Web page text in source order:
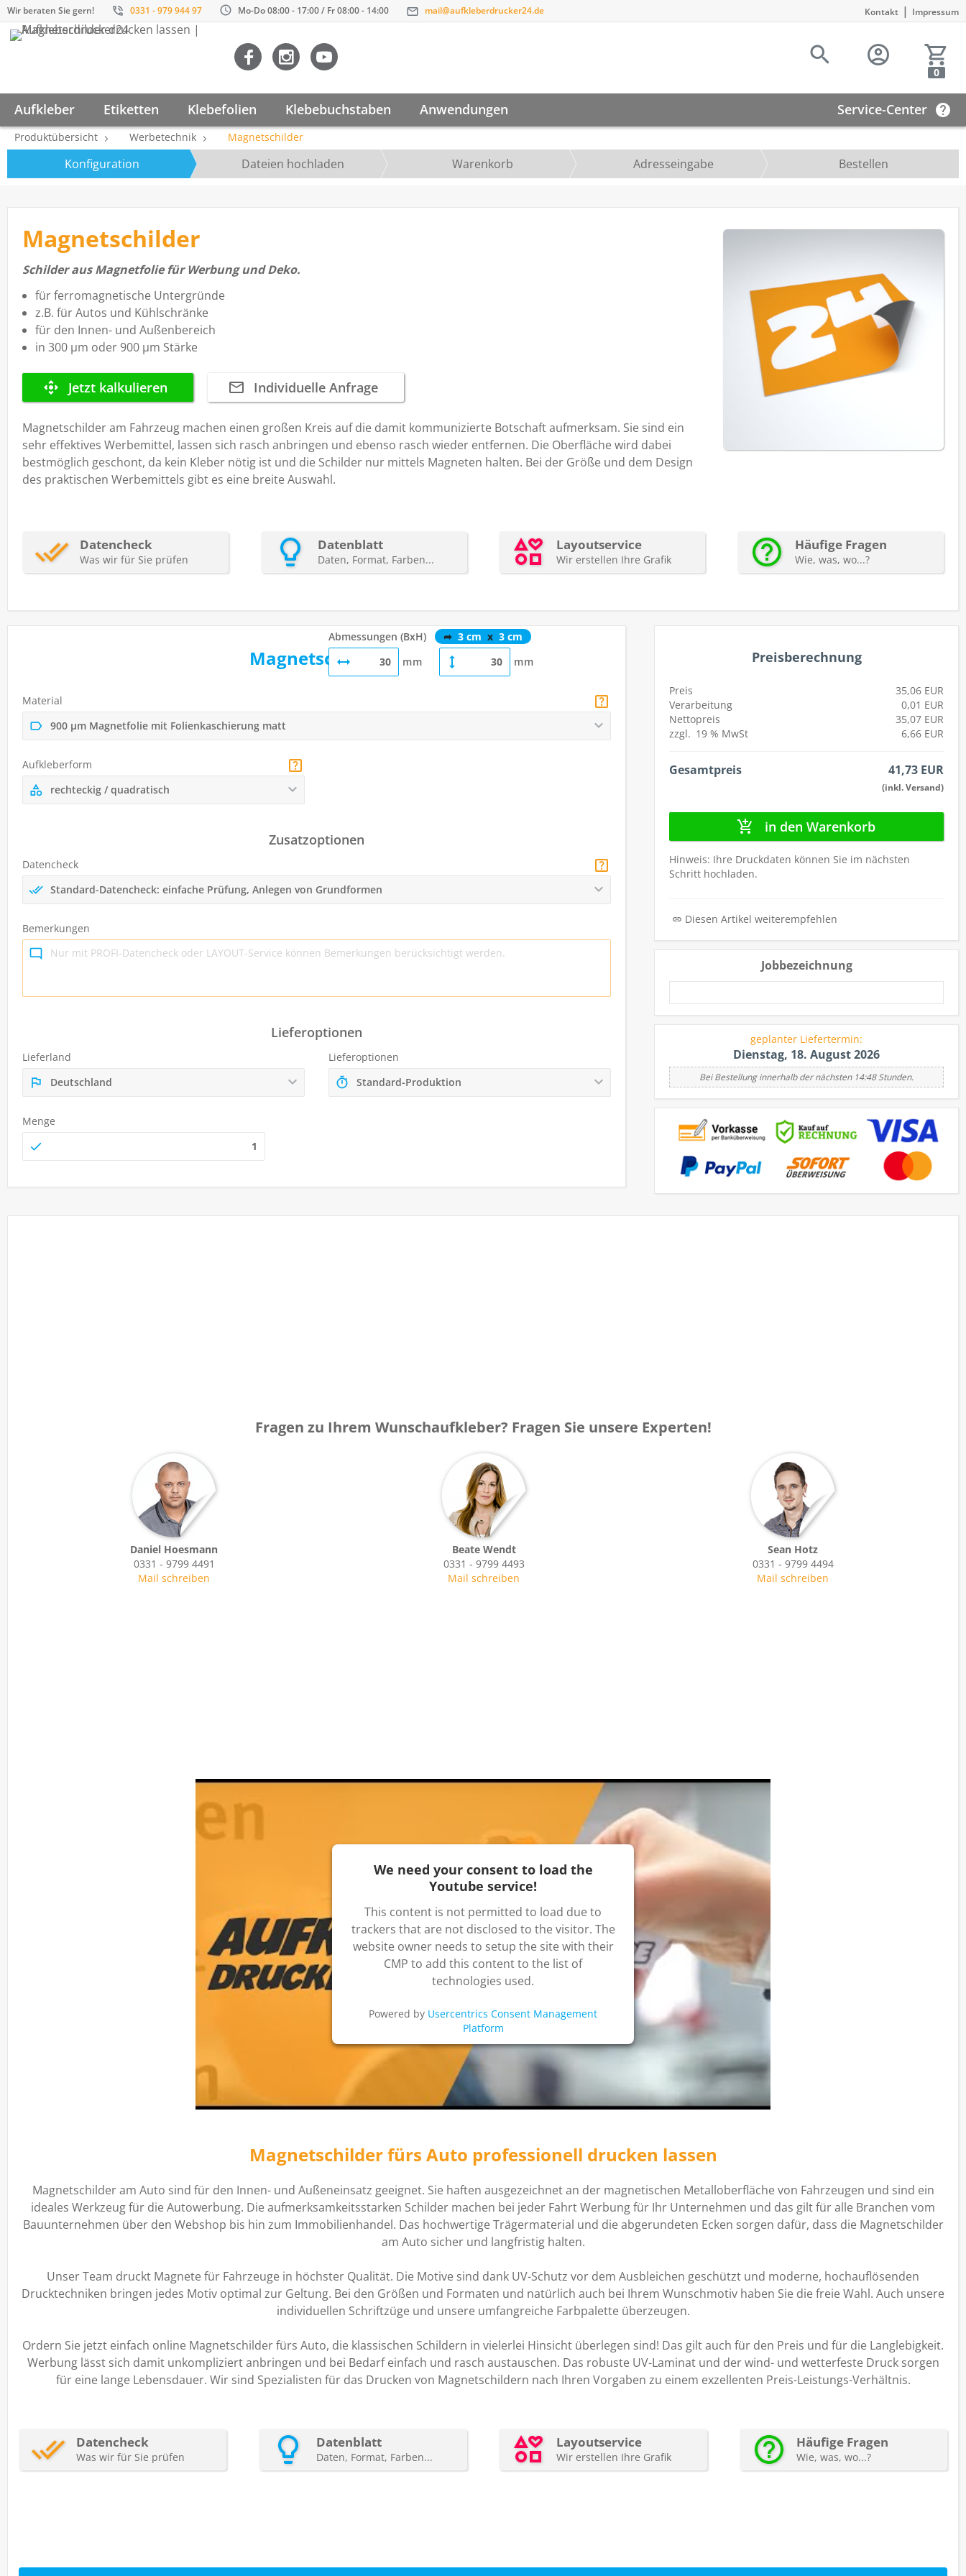
Wir beraten Sie gern! 0331 - 979 944 97 Mo-Do 08:00 - 17:00 / Fr 08:00 - 14:00 mail@aufkleberdrucker24.de Kontakt | Impressum
0
Aufkleber Etiketten Klebefolien Klebebuchstaben Anwendungen Service-Center
Produktübersicht Werbetechnik Magnetschilder
Konfiguration Dateien hochladen Warenkorb Adresseingabe Bestellen
Magnetschilder
Schilder aus Magnetfolie für Werbung und Deko.
für ferromagnetische Untergründe
z.B. für Autos und Kühlschränke
für den Innen- und Außenbereich
in 300 µm oder 900 µm Stärke
Magnetschilder am Fahrzeug machen einen großen Kreis auf die damit kommunizierte Botschaft aufmerksam. Sie sind ein
sehr effektives Werbemittel, lassen sich rasch anbringen und ebenso rasch wieder entfernen. Die Oberfläche wird dabei
bestmöglich geschont, da kein Kleber nötig ist und die Schilder nur mittels Magneten halten. Bei der Größe und dem Design
des praktischen Werbemittels gibt es eine breite Auswahl.
Magnetschilder
Material
900 µm Magnetfolie mit Folienkaschierung matt
Abmessungen (BxH) ➦ 3 cm x 3 cm
mm
mm
Aufkleberform
rechteckig / quadratisch
Zusatzoptionen
Datencheck
Standard-Datencheck: einfache Prüfung, Anlegen von Grundformen
Bemerkungen
Lieferoptionen
Lieferland
Deutschland
Lieferoptionen
Standard-Produktion
Menge
Preisberechnung
Preis
35,06 EUR
Verarbeitung
0,01 EUR
Nettopreis
35,07 EUR
zzgl. 19 % MwSt 6,66 EUR
Gesamtpreis 41,73 EUR
(inkl. Versand)
in den Warenkorb
Hinweis: Ihre Druckdaten können Sie im nächsten
Schritt hochladen.
Diesen Artikel weiterempfehlen
Jobbezeichnung
geplanter Liefertermin:
Dienstag, 18. August 2026
Bei Bestellung innerhalb der nächsten 14:48 Stunden.
Magnetschilder fürs Auto professionell drucken lassen
Magnetschilder am Auto sind für den Innen- und Außeneinsatz geeignet. Sie haften ausgezeichnet an der magnetischen Metalloberfläche von Fahrzeugen und sind ein
ideales Werkzeug für die Autowerbung. Die aufmerksamkeitsstarken Schilder machen bei jeder Fahrt Werbung für Ihr Unternehmen und das gilt für alle Branchen vom
Bauunternehmen über den Webshop bis hin zum Immobilienhandel. Das hochwertige Trägermaterial und die abgerundeten Ecken sorgen dafür, dass die Magnetschilder
am Auto sicher und langfristig halten.
Unser Team druckt Magnete für Fahrzeuge in höchster Qualität. Die Motive sind dank UV-Schutz vor dem Ausbleichen geschützt und moderne, hochauflösenden
Drucktechniken bringen jedes Motiv optimal zur Geltung. Bei den Größen und Formaten und natürlich auch bei Ihrem Wunschmotiv haben Sie die freie Wahl. Auch unsere
individuellen Schriftzüge und unsere umfangreiche Farbpalette überzeugen.
Ordern Sie jetzt einfach online Magnetschilder fürs Auto, die klassischen Schildern in vielerlei Hinsicht überlegen sind! Das gilt auch für den Preis und für die Langlebigkeit.
Werbung lässt sich damit unkompliziert anbringen und bei Bedarf einfach und rasch austauschen. Das robuste UV-Laminat und der wind- und wetterfeste Druck sorgen
für eine lange Lebensdauer. Wir sind Spezialisten für das Drucken von Magnetschildern nach Ihren Vorgaben zu einem exzellenten Preis-Leistungs-Verhältnis.
We need your consent to load the
Youtube service!
This content is not permitted to load due to
trackers that are not disclosed to the visitor. The
website owner needs to setup the site with their
CMP to add this content to the list of
technologies used.
Powered by Usercentrics Consent Management
Platform